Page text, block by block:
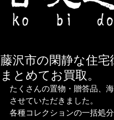
藤沢市の閑静な住
まとめてお買取。
たくさんの置物・贈答品、
させていただきました。
各種コレクションの一括処